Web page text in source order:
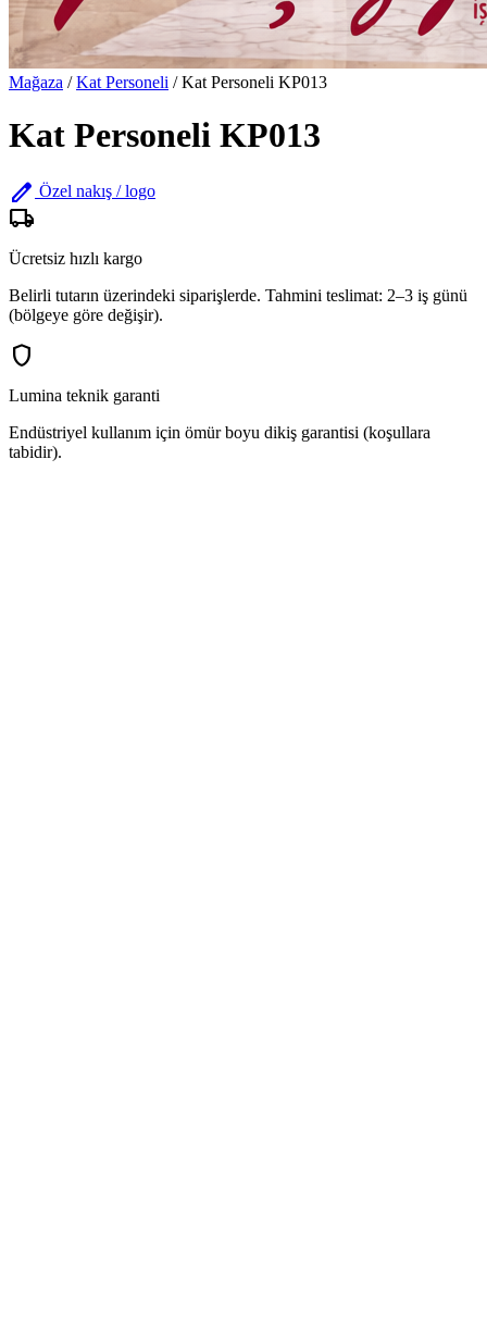
Mağaza / Kat Personeli / Kat Personeli KP013
Kat Personeli KP013
edit Özel nakış / logo
local_shipping
Ücretsiz hızlı kargo
Belirli tutarın üzerindeki siparişlerde. Tahmini teslimat: 2–3 iş günü
(bölgeye göre değişir).
shield
Lumina teknik garanti
Endüstriyel kullanım için ömür boyu dikiş garantisi (koşullara
tabidir).